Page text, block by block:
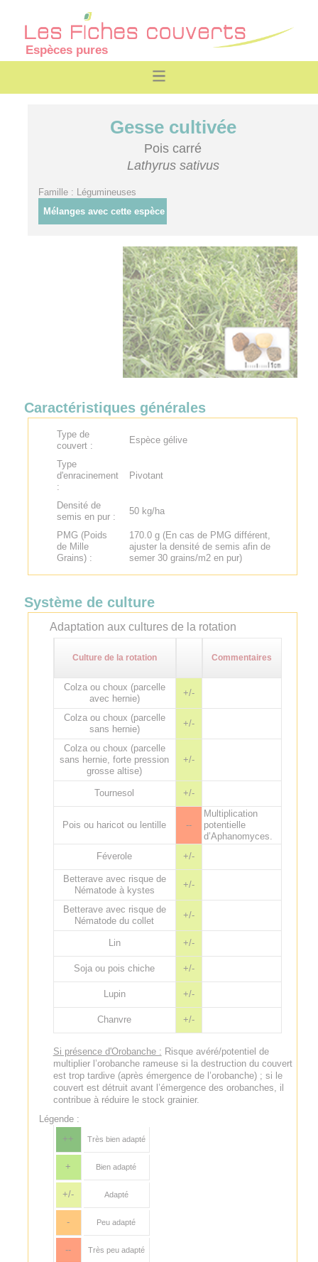
Espèces pures
Gesse cultivée
Pois carré
Lathyrus sativus
Famille : Légumineuses
Caractéristiques générales
Type de
couvert :
Espèce gélive
Type
d'enracinement
:
Pivotant
Densité de
semis en pur :
50 kg/ha
PMG (Poids
de Mille
Grains) :
170.0 g (En cas de PMG différent,
ajuster la densité de semis afin de
semer 30 grains/m2 en pur)
Système de culture
Adaptation aux cultures de la rotation
Culture de la rotation Commentaires
Colza ou choux (parcelle
avec hernie)
+/-
Colza ou choux (parcelle
sans hernie)
+/-
Colza ou choux (parcelle
sans hernie, forte pression
grosse altise)
+/-
Tournesol +/-
Pois ou haricot ou lentille --
Multiplication
potentielle
d’Aphanomyces.
Féverole
+/-
Betterave avec risque de
Nématode à kystes
+/-
Betterave avec risque de
Nématode du collet
+/-
Lin +/-
Soja ou pois chiche +/-
Lupin +/-
Chanvre +/-
Si présence d'Orobanche : Risque avéré/potentiel de
multiplier l’orobanche rameuse si la destruction du couvert
est trop tardive (après émergence de l’orobanche) ; si le
couvert est détruit avant l’émergence des orobanches, il
contribue à réduire le stock grainier.
Légende :
++
Très bien adapté
+ Bien adapté
+/- Adapté
- Peu adapté
-- Très peu adapté